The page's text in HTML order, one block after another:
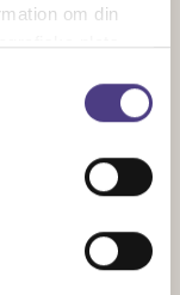
om din
plats,
sedan tidigare.
nedan och du
kan
märks redan
som en
vilket ger en
material